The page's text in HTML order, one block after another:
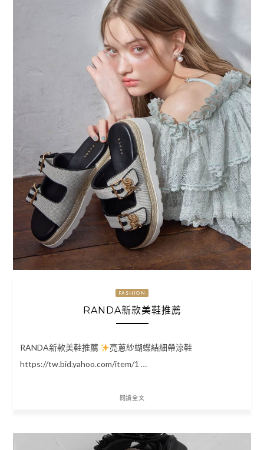
FASHION
RANDA新款美鞋推薦
RANDA新款美鞋推薦
亮蔥紗蝴蝶結細帶涼鞋
https://tw.bid.yahoo.com/item/1 …
閱讀全文